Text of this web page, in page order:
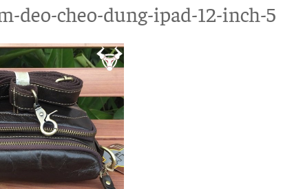
deo-cheo-dung-ipad-12-inch-5